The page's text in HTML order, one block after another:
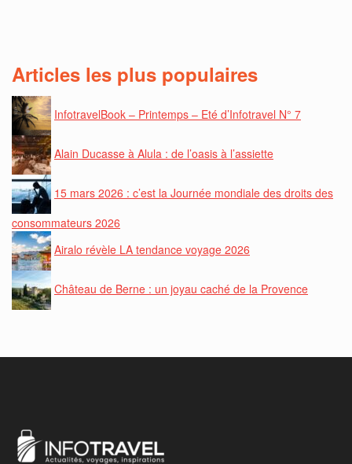
Articles les plus populaires
InfotravelBook – Printemps – Eté d’Infotravel N° 7
Alain Ducasse à Alula : de l’oasis à l’assiette
15 mars 2026 : c’est la Journée mondiale des droits des
consommateurs 2026
Airalo révèle LA tendance voyage 2026
Château de Berne : un joyau caché de la Provence